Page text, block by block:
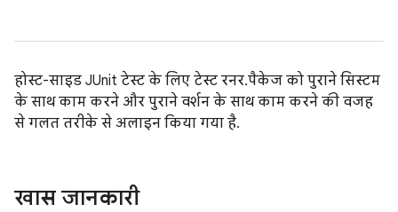
होस्ट-साइड JUnit टेस्ट के लिए टेस्ट रनर. पैकेज को पुराने सिस्टम
के साथ काम करने और पुराने वर्शन के साथ काम करने की वजह
से गलत तरीके से अलाइन किया गया है.
खास जानकारी